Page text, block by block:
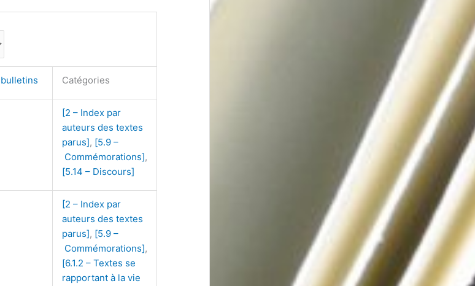
bulletins Catégories
[2 – Index par
auteurs des textes
parus], [5.9 –
Commémorations],
[5.14 – Discours]
[2 – Index par
auteurs des textes
parus], [5.9 –
Commémorations],
[6.1.2 – Textes se
rapportant à la vie